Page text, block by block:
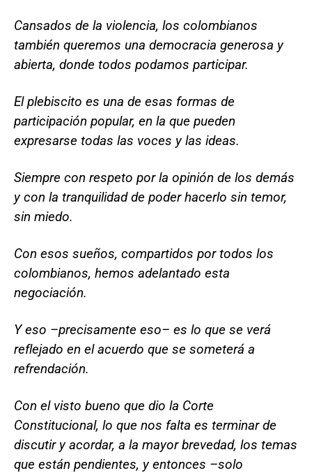
Cansados de la violencia, los colombianos
también queremos una democracia generosa y
abierta, donde todos podamos participar.
El plebiscito es una de esas formas de
participación popular, en la que pueden
expresarse todas las voces y las ideas.
Siempre con respeto por la opinión de los demás
y con la tranquilidad de poder hacerlo sin temor,
sin miedo.
Con esos sueños, compartidos por todos los
colombianos, hemos adelantado esta
negociación.
Y eso –precisamente eso– es lo que se verá
reflejado en el acuerdo que se someterá a
refrendación.
Con el visto bueno que dio la Corte
Constitucional, lo que nos falta es terminar de
discutir y acordar, a la mayor brevedad, los temas
que están pendientes, y entonces –solo